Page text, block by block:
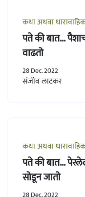
कथा अथवा
पते की बात...
वाढतो
28 Dec. 2022
संजीव लाटकर
कथा अथवा
पते की बात...
सोडून जातो